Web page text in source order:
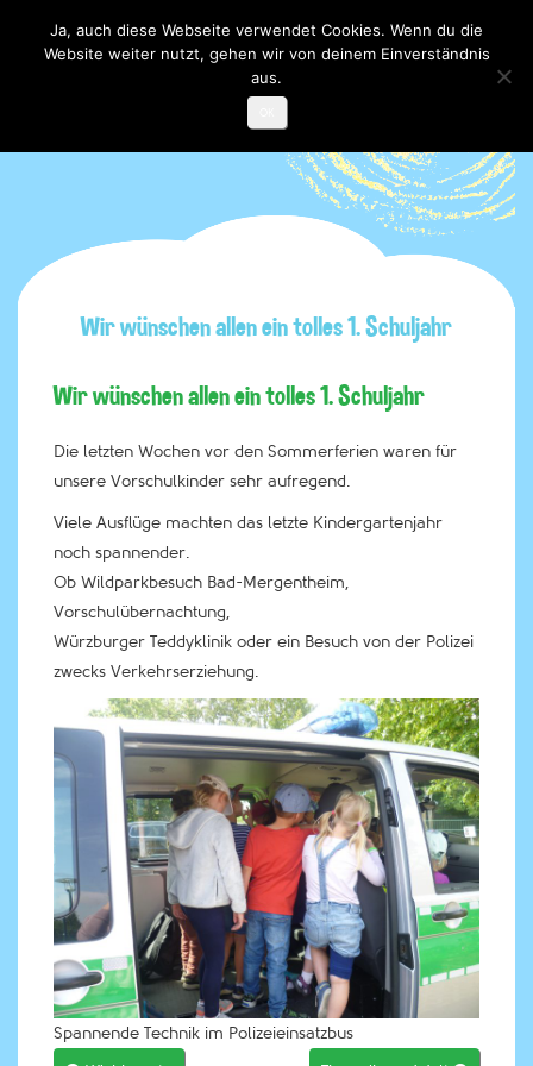
Toggle

Wir wünschen allen ein tolles 1. Schuljahr
Wir wünschen allen ein tolles 1. Schuljahr
Die letzten Wochen vor den Sommerferien waren für
unsere Vorschulkinder sehr aufregend.
Viele Ausflüge machten das letzte Kindergartenjahr
noch spannender.
Ob Wildparkbesuch Bad-Mergentheim,
Vorschulübernachtung,
Würzburger Teddyklinik oder ein Besuch von der Polizei
zwecks Verkehrserziehung.
Spannende Technik im Polizeieinsatzbus
Ja, auch diese Webseite verwendet Cookies. Wenn du die
Website weiter nutzt, gehen wir von deinem Einverständnis
aus.